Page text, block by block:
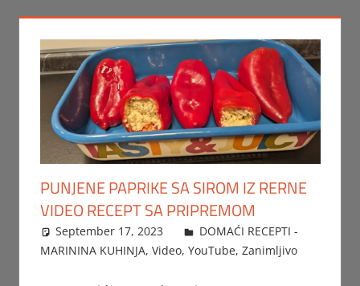
PUNJENE PAPRIKE SA SIROM IZ RERNE
VIDEO RECEPT SA PRIPREMOM
September 17, 2023 FTorgAdmin
DOMAĆI RECEPTI -
MARININA KUHINJA, Video, YouTube, Zanimljivo